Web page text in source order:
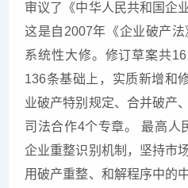
审议了《中华人民共和国企
这是自2007年《企业破产
系统性大修。修订草案共
136条基础上，实质新增和
业破产特别规定、合并破产
司法合作4个专章。 最高人
企业重整识别机制，坚持市
用破产重整、和解程序中的